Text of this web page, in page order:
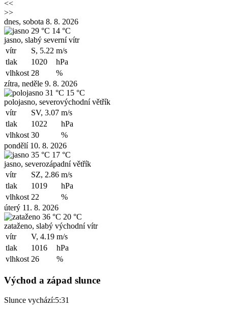
<<
>>
dnes, sobota 8. 8. 2026
29 °C 14 °C
jasno, slabý severní vítr
vítr
S, 5.22 m/s
tlak
1020
hPa
vlhkost 28
%
zítra, neděle 9. 8. 2026
31 °C 15 °C
polojasno, severovýchodní větřík
vítr
SV, 3.07 m/s
tlak
1022
hPa
vlhkost 30
%
pondělí 10. 8. 2026
35 °C 17 °C
jasno, severozápadní větřík
vítr
SZ, 2.86 m/s
tlak
1019
hPa
vlhkost 22
%
úterý 11. 8. 2026
36 °C 20 °C
zataženo, slabý východní vítr
vítr
V, 4.19 m/s
tlak
1016
hPa
vlhkost 26 %
Východ a západ slunce
Slunce vychází:5:31